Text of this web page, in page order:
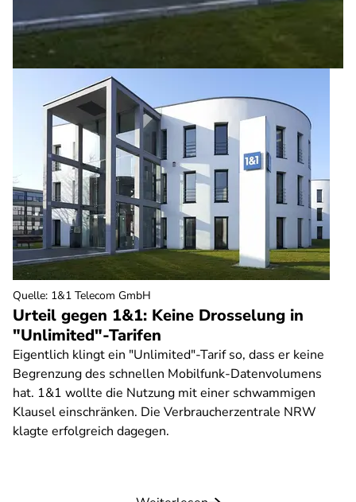
Urteil gegen 1&1: Keine Drosselung in
"Unlimited"-Tarifen
Eigentlich klingt ein "Unlimited"-Tarif so, dass er keine
Begrenzung des schnellen Mobilfunk-Datenvolumens
hat. 1&1 wollte die Nutzung mit einer schwammigen
Klausel einschränken. Die Verbraucherzentrale NRW
klagte erfolgreich dagegen.
Quelle: 1&1 Telecom GmbH